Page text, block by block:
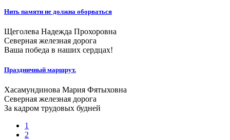
Нить памяти не должна оборваться
Щеголева Надежда Прохоровна
Северная железная дорога
Ваша победа в наших сердцах!
Праздничный маршрут.
Хасамундинова Мария Фятыховна
Северная железная дорога
За кадром трудовых будней
1
2